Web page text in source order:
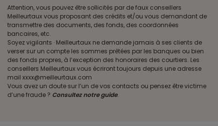
Attention, vous pouvez être sollicités par de faux conseillers
Meilleurtaux vous proposant des crédits et/ou vous demandant de
transmettre des documents, des fonds, des coordonnées
bancaires, etc.
Soyez vigilants · Meilleurtaux ne demande jamais à ses clients de
verser sur un compte les sommes prêtées par les banques ou bien
des fonds propres, à l’exception des honoraires des courtiers. Les
conseillers Meilleurtaux vous écriront toujours depuis une adresse
mail xxxx@meilleurtaux.com
Vous avez un doute sur l’un de vos contacts ou pensez être victime
d’une fraude ? Consultez notre guide.